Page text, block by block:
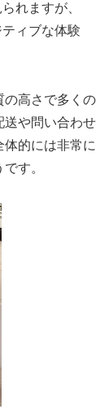
れますが、
ィブな体験
の高さで多くの
送や問い合わせ
的には非常に
す。